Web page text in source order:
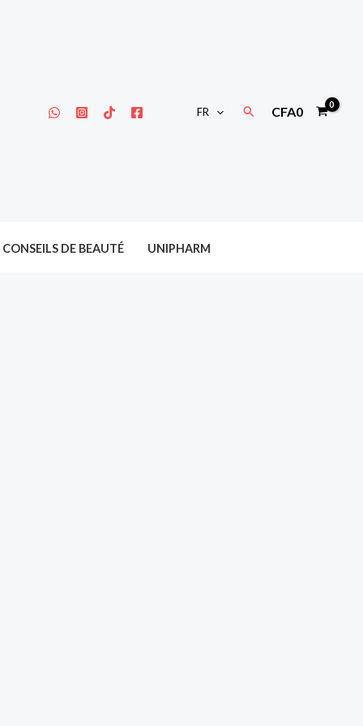
FR Rechercher
CFA0
CONSEILS DE BEAUTÉ UNIPHARM